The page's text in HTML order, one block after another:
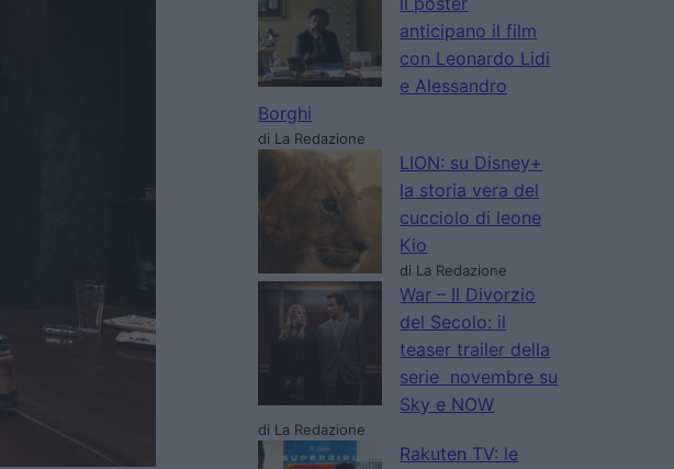
anticipano il film
con Leonardo Lidi
e Alessandro
Borghi
di La Redazione
LION: su Disney+
la storia vera del
cucciolo di leone
Kio
di La Redazione
War – Il Divorzio
del Secolo: il
teaser trailer della
serie novembre su
Sky e NOW
di La Redazione
Rakuten TV: le